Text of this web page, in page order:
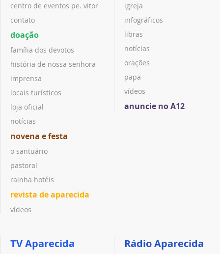
centro de eventos pe. vitor
contato
doação
família dos devotos
história de nossa senhora
imprensa
locais turísticos
loja oficial
notícias
novena e festa
o santuário
pastoral
rainha hotéis
revista de aparecida
vídeos
igreja
infográficos
libras
notícias
orações
papa
vídeos
anuncie no A12
TV Aparecida Rádio Aparecida